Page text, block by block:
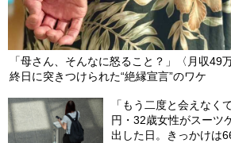
「母さん、そんなに怒ること？」〈月収49
終日に突きつけられた“絶縁宣言”のワケ
「もう二度と会えな
円・32歳女性がスーツ
出した日。きっかけは